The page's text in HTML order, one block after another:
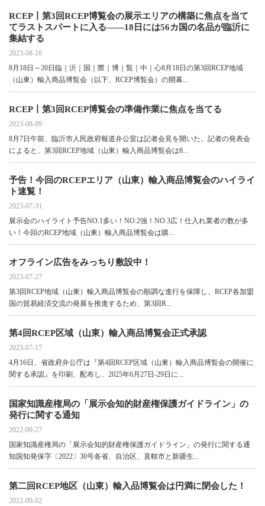
RCEP丨第3回RCEP博覧会の展示エリアの構築に焦点を当て
てラストスパートに入る――18日には56カ国の名品が臨沂に
集結する
2023-08-16
8月18日～20日臨｜沂｜国｜際｜博｜覧｜中｜心8月18日の第3回RCEP地域
（山東）輸入商品博覧会（以下、RCEP博覧会）の開幕...
RCEP丨第3回RCEP博覧会の準備作業に焦点を当てる
2023-08-09
8月7日午前、臨沂市人民政府報道弁公室は記者会見を開いた。記者の発表会
によると、第3回RCEP地域（山東）輸入商品博覧会は8...
予告！今回のRCEPエリア（山東）輸入商品博覧会のハイライ
ト速覧！
2023-07-31
展示会のハイライト予告NO.1多い！NO.2強！NO.3広！仕入れ業者の数が多
い！今回のRCEP地域（山東）輸入商品博覧会は購...
オフライン広告をみっちり敷設中！
2023-07-27
第3回RCEP地域（山東）輸入商品博覧会の順調な進行を保障し、RCEP各加盟
国の貿易経済交流の発展を推進するため、第3回R...
第4回RCEP区域（山東）輸入商品博覧会正式承認
2023-07-17
4月16日、省政府弁公庁は『第4回RCEP区域（山東）輸入商品博覧会の開催に
関する承認』を印刷、配布し、2025年6月27日-29日に...
国家知識産権局の「展示会知的財産権保護ガイドライン」の
発行に関する通知
2022-09-27
国家知識産権局の「展示会知的財産権保護ガイドライン」の発行に関する通
知国知発保字〔2022〕30号各省、自治区、直轄市と新疆生...
第二回RCEP地区（山東）輸入品博覧会は円満に閉会した！
2022-09-02